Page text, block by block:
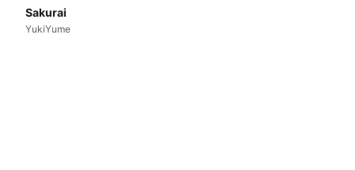
Sakurai
YukiYume